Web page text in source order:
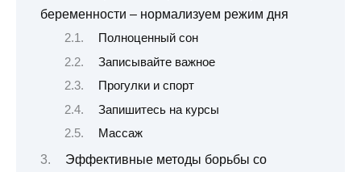
беременности – нормализуем режим дня
Полноценный сон
Записывайте важное
Прогулки и спорт
Запишитесь на курсы
Массаж
Эффективные методы борьбы со